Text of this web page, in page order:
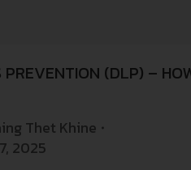
PREVENTION (DLP) –
Thet Khine
2025